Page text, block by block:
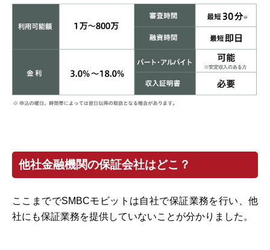
他社金融機関の保証会社はどこ？
ここまででSMBCモビットは自社で保証業務を行い、他
社にも保証業務を提供していないことが分かりました。